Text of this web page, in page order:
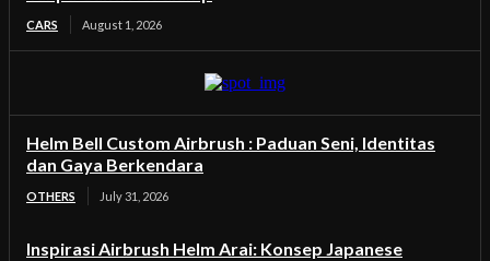
CARS August 1, 2026
Helm Bell Custom Airbrush : Paduan Seni, Identitas
dan Gaya Berkendara
OTHERS July 31, 2026
Inspirasi Airbrush Helm Arai: Konsep Japanese